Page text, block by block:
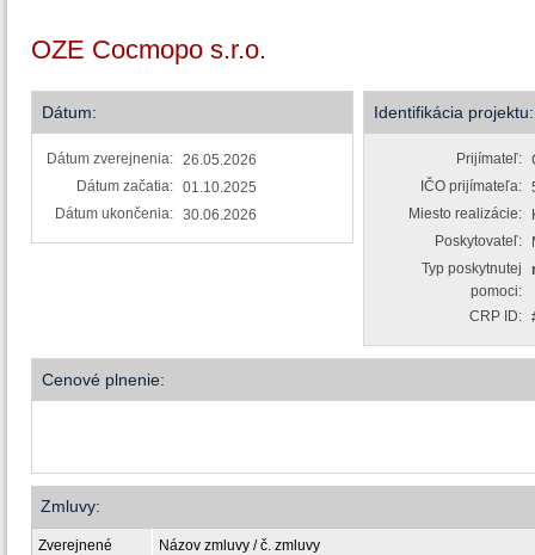
OZE Cocmopo s.r.o.
Dátum:
Dátum zverejnenia: 26.05.2026
Dátum začatia: 01.10.2025
Dátum ukončenia: 30.06.2026
Identifikácia projektu:
Prijímateľ:
IČO prijímateľa:
Miesto realizácie:
Poskytovateľ:
Typ poskytnutej
pomoci:
CRP ID:
Cenové plnenie:
Zmluvy:
Zverejnené Názov zmluvy / č. zmluvy